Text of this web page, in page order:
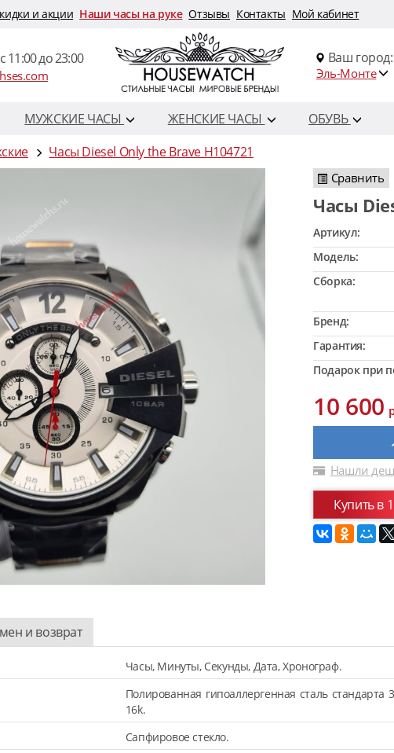
и акции Наши часы на руке Отзывы Контакты Мой кабинет
11:00 до 23:00 Ваш город:
Эль-Монте
МУЖСКИЕ ЧАСЫ ЖЕНСКИЕ ЧАСЫ ОБУВЬ
Часы Diesel Only the Brave H104721
Сравнить
Часы
Артикул:
Модель:
Сборка:
Бренд:
Гарантия:
Подарок при
10 600
Нашли
Купить в
и возврат
Часы, Минуты, Секунды, Дата, Хронограф.
Полированная гипоаллергенная сталь стандарта
16k.
Сапфировое стекло.